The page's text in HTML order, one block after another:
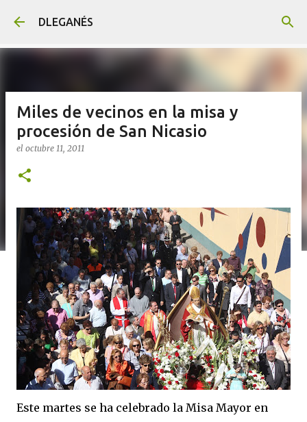
DLEGANÉS
Miles de vecinos en la misa y
procesión de San Nicasio
el octubre 11, 2011
Este martes se ha celebrado la Misa Mayor en